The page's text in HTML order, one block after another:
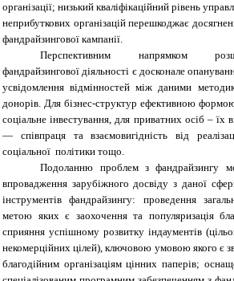
організації; низький кваліфікаційний рівень
неприбуткових організацій перешкоджає
фандрайзингової кампанії.
Перспективним напрямком
фандрайзингової діяльності є досконале
усвідомлення відмінностей між даними
донорів. Для бізнес-структур ефективною
соціальне інвестування, для приватних осіб – їх
— співпраця та взаємовигідність від
соціальної політики тощо.
Подоланню проблем з фандрайзингу
впровадження зарубіжного досвіду з даної
інструментів фандрайзингу: проведення
метою яких є заохочення та популяризація
сприяння успішному розвитку індаументів
некомерційних цілей), ключовою умовою якого є
благодійним організаціям цінних паперів;